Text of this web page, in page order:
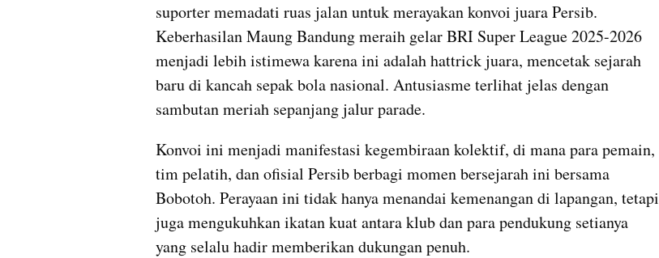
suporter memadati ruas jalan untuk merayakan konvoi juara Persib.
Keberhasilan Maung Bandung meraih gelar BRI Super League 2025-2026
menjadi lebih istimewa karena ini adalah hattrick juara, mencetak sejarah
baru di kancah sepak bola nasional. Antusiasme terlihat jelas dengan
sambutan meriah sepanjang jalur parade.
Konvoi ini menjadi manifestasi kegembiraan kolektif, di mana para pemain,
tim pelatih, dan ofisial Persib berbagi momen bersejarah ini bersama
Bobotoh. Perayaan ini tidak hanya menandai kemenangan di lapangan, tetapi
juga mengukuhkan ikatan kuat antara klub dan para pendukung setianya
yang selalu hadir memberikan dukungan penuh.